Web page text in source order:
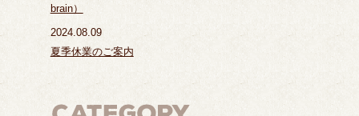
brain）
2024.08.09
夏季休業のご案内